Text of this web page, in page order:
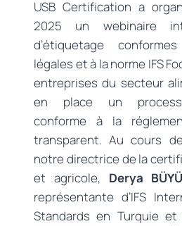
USB Certification a
2025 un webinaire
d’étiquetage
légales et à la norme IFS
entreprises du secteur
en place un
conforme à la
transparent. Au cours
notre directrice de la
et agricole, Derya
représentante d’IFS
Standards en Turquie